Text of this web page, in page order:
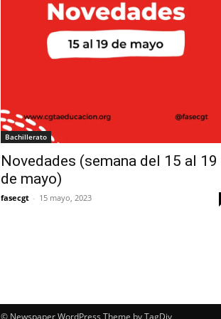
Bachillerato
Novedades (semana del 15 al 19
de mayo)
fasecgt - 15 mayo, 2023
© Newspaper WordPress Theme by TagDiv